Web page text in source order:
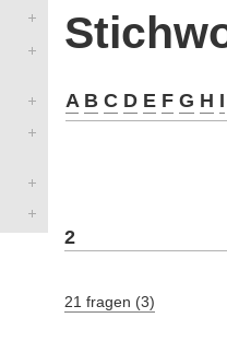
A B C D E F G H I
2
21 fragen (3)